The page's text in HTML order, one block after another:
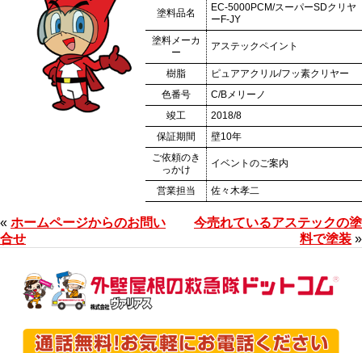
塗料品名
EC-5000PCM/スーパーSDクリヤ
ーF-JY
塗料メーカ
ー
アステックペイント
樹脂
ピュアアクリル/フッ素クリヤー
色番号
C/Bメリーノ
竣工
2018/8
保証期間
壁10年
ご依頼のき
っかけ
イベントのご案内
営業担当 佐々木孝二
« ホームページからのお問い
合せ
今売れているアステックの塗
料で塗装 »